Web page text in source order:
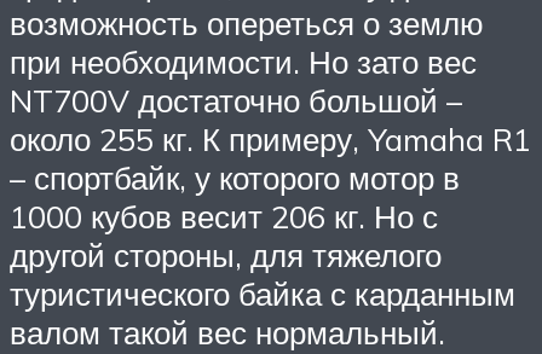
возможность опереться о землю
при необходимости. Но зато вес
NT700V достаточно большой –
около 255 кг. К примеру, Yamaha R1
– спортбайк, у которого мотор в
1000 кубов весит 206 кг. Но с
другой стороны, для тяжелого
туристического байка с карданным
валом такой вес нормальный.